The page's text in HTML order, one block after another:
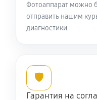
3190 руб
Фотоаппарат можно
отправить нашим
диагностики
🛡️
Гарантия на